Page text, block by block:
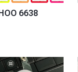
6638